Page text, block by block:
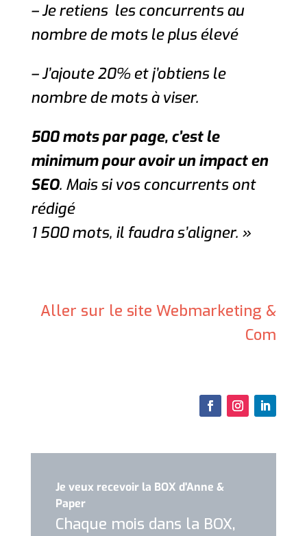
– Je retiens les concurrents au
nombre de mots le plus élevé
– J’ajoute 20% et j’obtiens le
nombre de mots à viser.
500 mots par page, c’est le
minimum pour avoir un impact en
SEO. Mais si vos concurrents ont
rédigé
1 500 mots, il faudra s’aligner. »
Aller sur le site Webmarketing &
Com
Je veux recevoir la BOX d'Anne &
Paper
Chaque mois dans la BOX,